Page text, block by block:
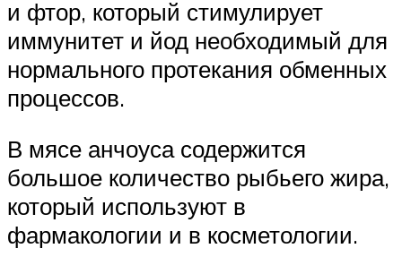
и фтор, который стимулирует
иммунитет и йод необходимый для
нормального протекания обменных
процессов.
В мясе анчоуса содержится
большое количество рыбьего жира,
который используют в
фармакологии и в косметологии.